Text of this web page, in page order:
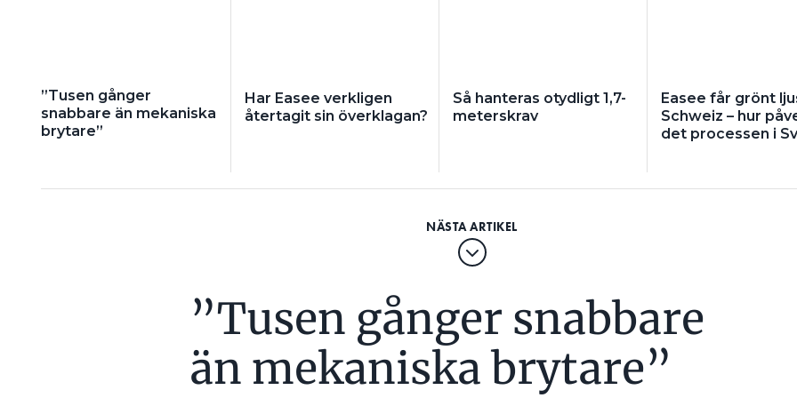
Det finns inga direkta genvägar, men Joakim Grafström ger fyra råd:
certifiering, men kunskap om vad produkten klarar. Kolla vilka standarder
som finns och vad som är bra att klara. Vad saknas i produkten för att den
ska bli lika bra eller bättre? ”Att bara berätta att en laddbox klarat fem
miljoner laddcykler utan problem räcker inte, tyvärr. Det är ungefär som
att säga hur många gånger man åkt bil utan säkerhetsbälte och klarat sig.”
Rekommenderas:
Övertyga Elsäkerhetsverket om att produkten är
säker genom att skicka in tillräckligt underlag, berätta vilka tester som
gjorts, med mera. Kanske behövs någon komplettering för att produkten
ska bli säker?
Mer långsiktigt:Delta i standardiseringsarbetet och påverka
”Tusen gånger
snabbare än mekaniska
brytare”
Har Easee verkligen
återtagit sin överklagan?
Så hanteras otydligt 1,7-
meterskrav
Easee får grönt
Schweiz – hur
det processen i
”Tusen gånger snabbare
än mekaniska brytare”